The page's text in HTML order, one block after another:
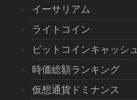
イーサリアム
ライトコイン
ビットコインキャッシュ
時価総額ランキング
仮想通貨ドミナンス